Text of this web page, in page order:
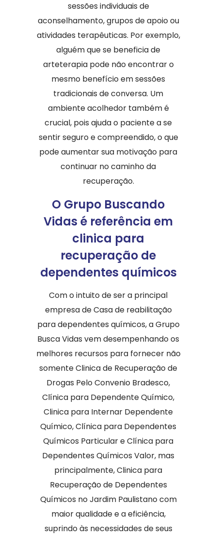
sessões individuais de
aconselhamento, grupos de apoio ou
atividades terapêuticas. Por exemplo,
alguém que se beneficia de
arteterapia pode não encontrar o
mesmo benefício em sessões
tradicionais de conversa. Um
ambiente acolhedor também é
crucial, pois ajuda o paciente a se
sentir seguro e compreendido, o que
pode aumentar sua motivação para
continuar no caminho da
recuperação.
O Grupo Buscando
Vidas é referência em
clinica para
recuperação de
dependentes químicos
Com o intuito de ser a principal
empresa de Casa de reabilitação
para dependentes químicos, a Grupo
Busca Vidas vem desempenhando os
melhores recursos para fornecer não
somente Clinica de Recuperação de
Drogas Pelo Convenio Bradesco,
Clínica para Dependente Químico,
Clinica para Internar Dependente
Químico, Clínica para Dependentes
Químicos Particular e Clínica para
Dependentes Químicos Valor, mas
principalmente, Clinica para
Recuperação de Dependentes
Químicos no Jardim Paulistano com
maior qualidade e a eficiência,
suprindo às necessidades de seus